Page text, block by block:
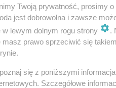
eksperta]
stosować? [Porada eksperta]
Twoją prywatność, prosimy
jest dobrowolna i zawsze
w lewym dolnym rogu strony
.
masz prawo sprzeciwić się
się z poniższymi
Szczegółowe